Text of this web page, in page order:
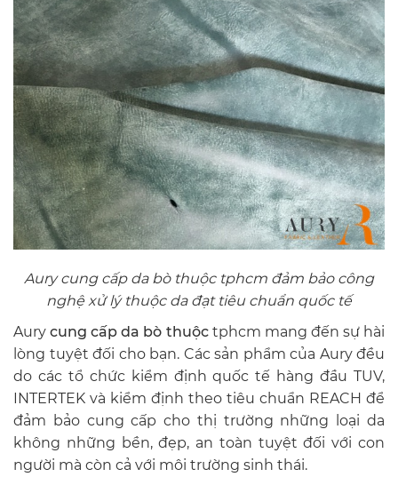
Aury cung cấp da bò thuộc tphcm đảm bảo công
nghệ xử lý thuộc da đạt tiêu chuẩn quốc tế
Aury cung cấp da bò thuộc tphcm mang đến sự hài
lòng tuyệt đối cho bạn. Các sản phẩm của Aury đều
do các tổ chức kiểm định quốc tế hàng đầu TUV,
INTERTEK và kiểm định theo tiêu chuẩn REACH để
đảm bảo cung cấp cho thị trường những loại da
không những bền, đẹp, an toàn tuyệt đối với con
người mà còn cả với môi trường sinh thái.